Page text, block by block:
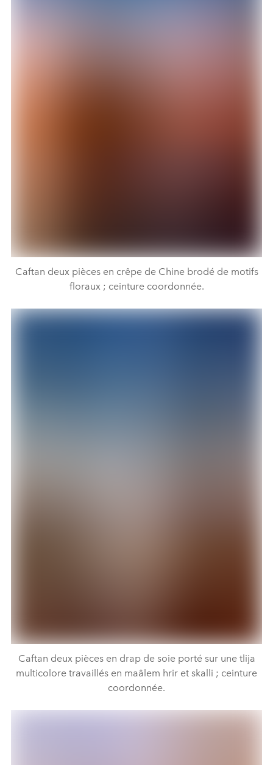
Caftan deux pièces en crêpe de Chine brodé de motifs
floraux ; ceinture coordonnée.
Caftan deux pièces en drap de soie porté sur une tlija
multicolore travaillés en maâlem hrir et skalli ; ceinture
coordonnée.